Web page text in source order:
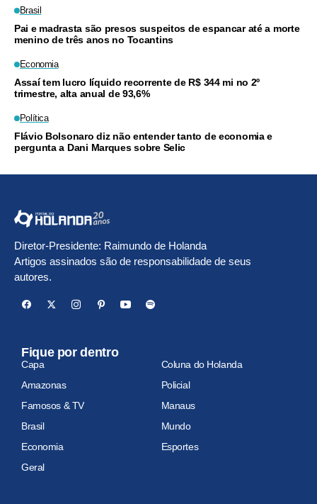
Brasil
Pai e madrasta são presos suspeitos de espancar até a morte
menino de três anos no Tocantins
Economia
Assaí tem lucro líquido recorrente de R$ 344 mi no 2º
trimestre, alta anual de 93,6%
Política
Flávio Bolsonaro diz não entender tanto de economia e
pergunta a Dani Marques sobre Selic
Diretor-Presidente: Raimundo de Holanda
Artigos assinados são de responsabilidade de seus
autores.
Fique por dentro
Capa
Coluna do Holanda
Amazonas
Policial
Famosos & TV
Manaus
Brasil
Mundo
Economia
Esportes
Geral